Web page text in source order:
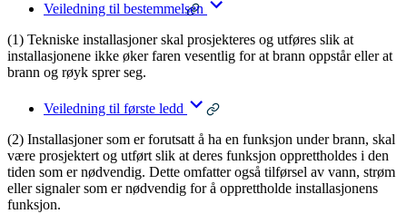
Veiledning til bestemmelsen
(1) Tekniske installasjoner skal prosjekteres og utføres slik at
installasjonene ikke øker faren vesentlig for at brann oppstår eller at
brann og røyk sprer seg.
Veiledning til første ledd
(2) Installasjoner som er forutsatt å ha en funksjon under brann, skal
være prosjektert og utført slik at deres funksjon opprettholdes i den
tiden som er nødvendig. Dette omfatter også tilførsel av vann, strøm
eller signaler som er nødvendig for å opprettholde installasjonens
funksjon.